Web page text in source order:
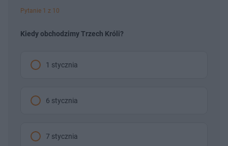
Pytanie 1 z 10
Kiedy obchodzimy Trzech Króli?
1 stycznia
6 stycznia
7 stycznia